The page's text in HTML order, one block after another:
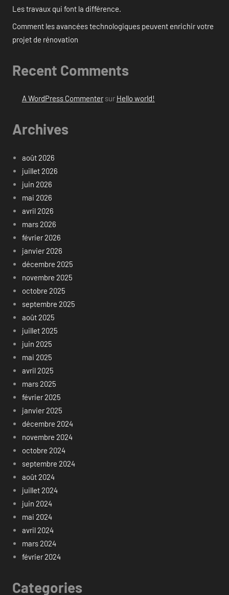
Les travaux qui font la différence.
Comment les avancées technologiques peuvent enrichir votre
projet de rénovation
Recent Comments
A WordPress Commentersur Hello world!
Archives
août 2026
juillet 2026
juin 2026
mai 2026
avril 2026
mars 2026
février 2026
janvier 2026
décembre 2025
novembre 2025
octobre 2025
septembre 2025
août 2025
juillet 2025
juin 2025
mai 2025
avril 2025
mars 2025
février 2025
janvier 2025
décembre 2024
novembre 2024
octobre 2024
septembre 2024
août 2024
juillet 2024
juin 2024
mai 2024
avril 2024
mars 2024
février 2024
Categories